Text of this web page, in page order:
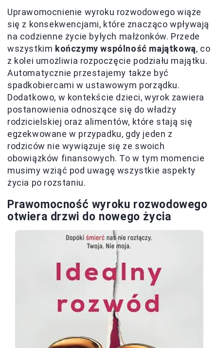
Uprawomocnienie wyroku rozwodowego wiąże
się z konsekwencjami, które znacząco wpływają
na codzienne życie byłych małżonków. Przede
wszystkim kończymy wspólność majątkową, co
z kolei umożliwia rozpoczęcie podziału majątku.
Automatycznie przestajemy także być
spadkobiercami w ustawowym porządku.
Dodatkowo, w kontekście dzieci, wyrok zawiera
postanowienia odnoszące się do władzy
rodzicielskiej oraz alimentów, które stają się
egzekwowane w przypadku, gdy jeden z
rodziców nie wywiązuje się ze swoich
obowiązków finansowych. To w tym momencie
musimy wziąć pod uwagę wszystkie aspekty
życia po rozstaniu.
Prawomocność wyroku rozwodowego
otwiera drzwi do nowego życia